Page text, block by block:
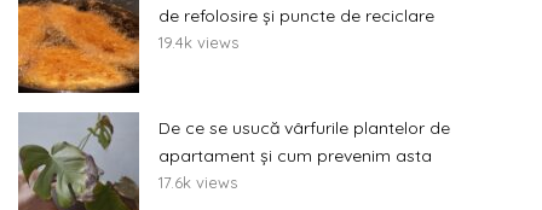
de refolosire și puncte de reciclare
19.4k views
De ce se usucă vârfurile plantelor de
apartament și cum prevenim asta
17.6k views